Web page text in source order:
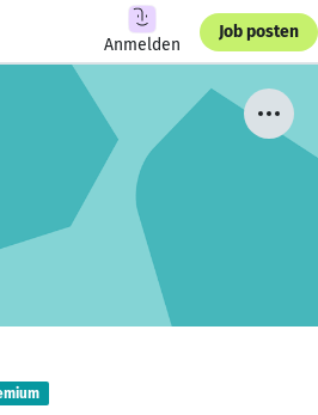
Anmelden
Job posten